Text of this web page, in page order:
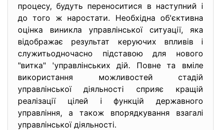
процесу, будуть переноситися в наступний і
до того ж наростати. Необхідна об'єктивна
оцінка виникла управлінської ситуації, яка
відображає результат керуючих впливів і
служитьодночасно підставою для нового
"витка" 'управлінських дій. Повне та вміле
використання можливостей стадій
управлінської діяльності сприяє кращій
реалізації цілей і функцій державного
управління, а також впорядкування взагалі
управлінської діяльності.